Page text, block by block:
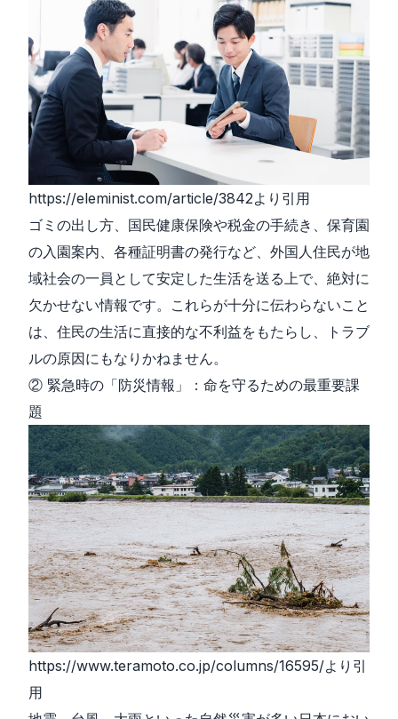
https://eleminist.com/article/3842より引用
ゴミの出し方、国民健康保険や税金の手続き、保育園
の入園案内、各種証明書の発行など、外国人住民が地
域社会の一員として安定した生活を送る上で、絶対に
欠かせない情報です。これらが十分に伝わらないこと
は、住民の生活に直接的な不利益をもたらし、トラブ
ルの原因にもなりかねません。
② 緊急時の「防災情報」：命を守るための最重要課
題
https://www.teramoto.co.jp/columns/16595/より引
用